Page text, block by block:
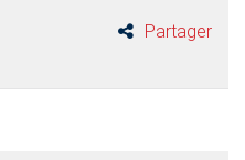
Partager